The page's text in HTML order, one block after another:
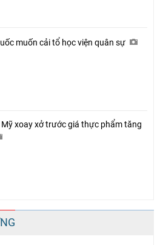
muốn cải tổ học viện quân sự
xoay xở trước giá thực phẩm tăng